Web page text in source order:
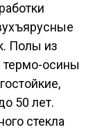
Полы из
термо-осины
50 лет.
стекла